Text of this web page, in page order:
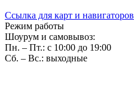
Ссылка для карт и навигаторов
Режим работы
Шоурум и самовывоз:
Пн. – Пт.: с 10:00 до 19:00
Сб. – Вс.: выходные